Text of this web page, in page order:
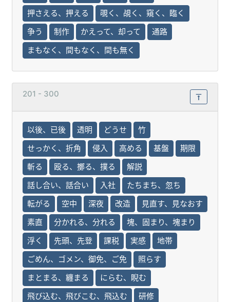
押さえる、押える
覗く、覘く、窺く、臨く
争う
制作 かえって、却って
通路
まもなく、間もなく、間も無く
201 - 300
以後、已後 透明 どうせ
竹
せっかく、折角
侵入 高める 基盤
期限
斬る
殴る、擲る、撲る
解説
話し合い、話合い
入社
たちまち、忽ち
転がる
空中 深夜 改造
見直す、見なおす
素直
分かれる、分れる
塊、固まり、塊まり
浮く
先頭、先登 課税 実感
地帯
ごめん、ゴメン、御免、ご免
照らす
まとまる、纏まる
にらむ、睨む
飛び込む、飛びこむ、飛込む
研修